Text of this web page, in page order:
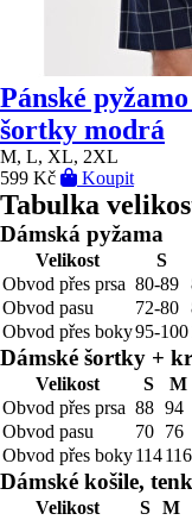
Pánské
šortky modrá
M, L, XL, 2XL
599 Kč
Koupit
Tabulka
Dámská pyžama
Velikost S
Obvod přes prsa 80-89
Obvod pasu
72-80
Obvod přes boky95-100
Dámské šortky +
Velikost S M
Obvod přes prsa 88 94
Obvod pasu
70 76
Obvod přes boky114116
Dámské košile,
Velikost S M